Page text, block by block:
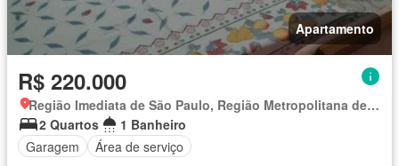
Apartamento
R$ 220.000
Região Imediata de São Paulo, Região Metropolitana de São Paulo
2 Quartos
1 Banheiro
Garagem
Área de serviço